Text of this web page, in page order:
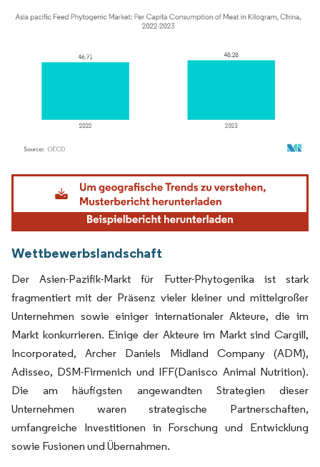
Bild © Mordor Intelligence. Wiederverwendung erfordert Namensnennung gemäß
Wettbewerbslandschaft
Der Asien-Pazifik-Markt für Futter-Phytogenika ist stark
fragmentiert mit der Präsenz vieler kleiner und mittelgroßer
Unternehmen sowie einiger internationaler Akteure, die im
Markt konkurrieren. Einige der Akteure im Markt sind Cargill,
Incorporated, Archer Daniels Midland Company (ADM),
Adisseo, DSM-Firmenich und IFF(Danisco Animal Nutrition).
Die am häufigsten angewandten Strategien dieser
Unternehmen waren strategische Partnerschaften,
umfangreiche Investitionen in Forschung und Entwicklung
sowie Fusionen und Übernahmen.